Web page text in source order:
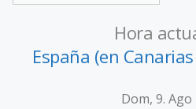
Hora
España (en